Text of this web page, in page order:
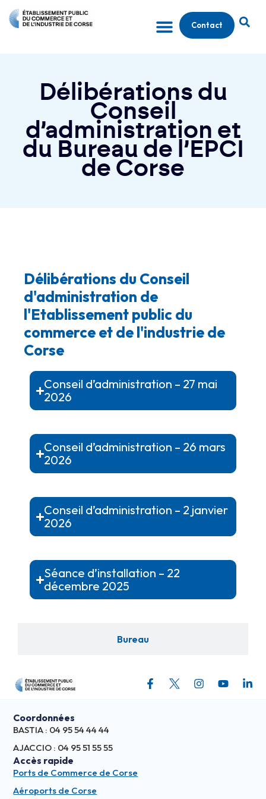
Contact
Délibérations du
Conseil
d’administration et
du Bureau de l’EPCI
de Corse
Bureau
Délibérations du Conseil
d'administration de
l'Etablissement public du
commerce et de l'industrie de
Corse
Conseil d’administration – 27 mai
2026
Conseil d’administration – 26 mars
2026
Conseil d’administration – 2 janvier
2026
Séance d’installation – 22
décembre 2025
Coordonnées
BASTIA : 04 95 54 44 44
AJACCIO : 04 95 51 55 55
Accès rapide
Ports de Commerce de Corse
Aéroports de Corse